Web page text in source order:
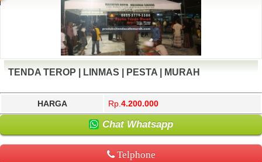
TENDA TEROP | LINMAS | PESTA | MURAH
HARGA Rp. 4.200.000
Chat Whatsapp
Telphone